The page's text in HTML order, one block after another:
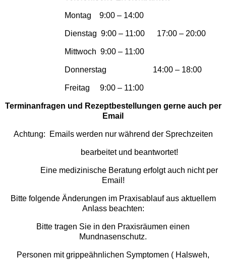
Montag 9:00 – 14:00
Dienstag 9:00 – 11:00 17:00 – 20:00
Mittwoch 9:00 – 11:00
Donnerstag 14:00 – 18:00
Freitag 9:00 – 11:00
Terminanfragen und Rezeptbestellungen gerne auch per
Email
Achtung: Emails werden nur während der Sprechzeiten
bearbeitet und beantwortet!
Eine medizinische Beratung erfolgt auch nicht per
Email!
Bitte folgende Änderungen im Praxisablauf aus aktuellem
Anlass beachten:
Bitte tragen Sie in den Praxisräumen einen
Mundnasenschutz.
Personen mit grippeähnlichen Symptomen ( Halsweh,